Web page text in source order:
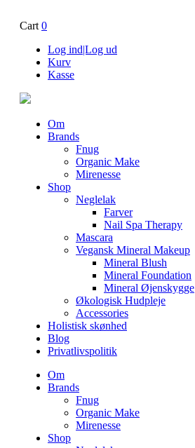
Cart 0
Log ind|Log ud
Kurv
Kasse
Om
Brands
Fnug
Organic Make
Mirenesse
Shop
Neglelak
Farver
Nail Spa Therapy
Mascara
Vegansk Mineral Makeup
Mineral Blush
Mineral Foundation
Mineral Øjenskygge
Økologisk Hudpleje
Accessories
Holistisk skønhed
Blog
Privatlivspolitik
Om
Brands
Fnug
Organic Make
Mirenesse
Shop